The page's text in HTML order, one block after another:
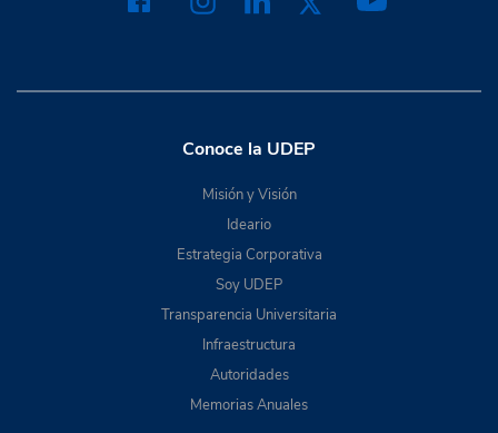
Conoce la UDEP
Misión y Visión
Ideario
Estrategia Corporativa
Soy UDEP
Transparencia Universitaria
Infraestructura
Autoridades
Memorias Anuales